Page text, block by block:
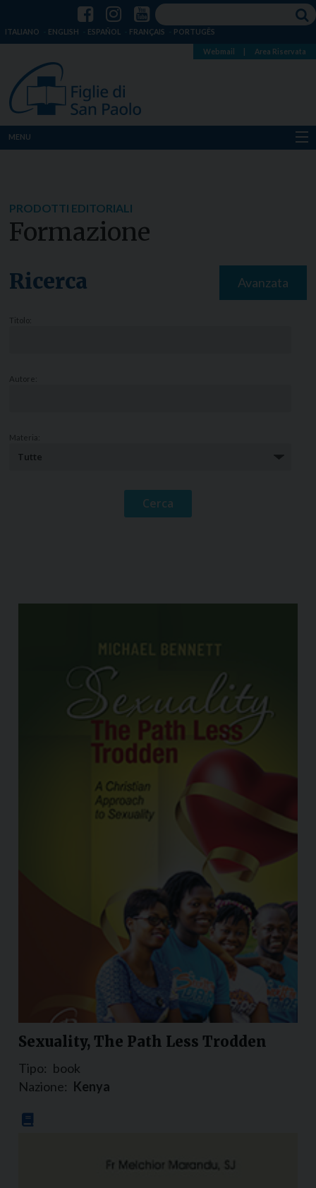
ITALIANO ENGLISH ESPAÑOL FRANÇAIS PORTUGÊS
Webmail Area Riservata
MENU
Notizie
PRODOTTI EDITORIALI
Formazione
Ricerca Avanzata
Titolo:
Autore:
Materia:
Sexuality, The Path Less Trodden
Tipo: book
Nazione: Kenya